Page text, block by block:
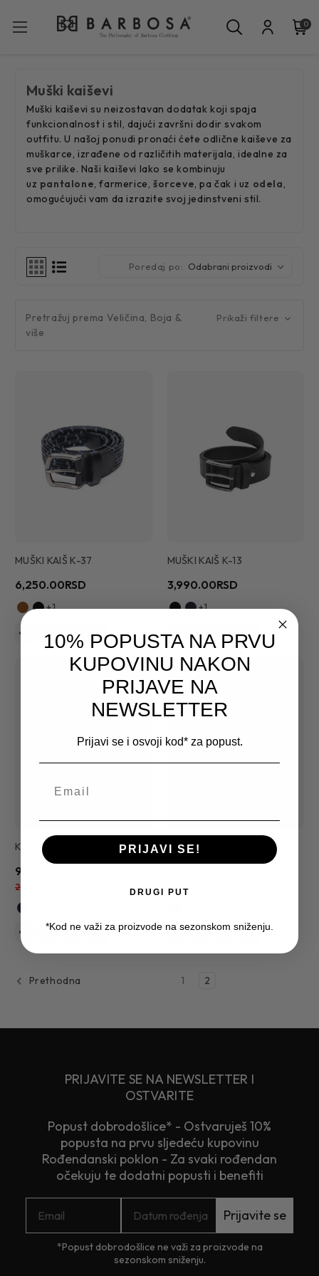
0
Muški kaiševi
Muški kaiševi su neizostavan dodatak koji spaja
funkcionalnost i stil, dajući završni dodir svakom
outfitu. U našoj ponudi pronaći ćete odlične kaiševe za
muškarce, izrađene od različitih materijala, idealne za
sve prilike. Naši kaiševi lako se kombinuju
uz pantalone, farmerice,šorceve, pa čak i uz odela,
omogućujući vam da izrazite svoj jedinstveni stil.
Poredaj po:
Pretražuj prema Veličina, Boja &
više
Prikaži filtere
MUŠKI KAIŠ K-37
6,250.00RSD
+1
MUŠKI KAIŠ K-13
3,990.00RSD
+1
POPUST 65%
KAIŠ 011
980.00RSD
2,790.00RSD
POPUST65%
KAIŠ 012
2,790.00RSD
Prethodna 1 2
PRIJAVITE SE NA NEWSLETTER I
OSTVARITE
Popust dobrodošlice* - Ostvaruješ 10%
popusta na prvu sljedeću kupovinu
Rođendanski poklon - Za svaki rođendan
očekuju te dodatni popusti i benefiti
Prijavite se
*Popust dobrodošlice ne važi za proizvode na
sezonskom sniženju.
10% POPUSTA NA PRVU
KUPOVINU NAKON
PRIJAVE NA
NEWSLETTER
Prijavi se i osvoji kod* za popust.
PRIJAVI SE!
DRUGI PUT
*Kod ne važi za proizvode na sezonskom sniženju.